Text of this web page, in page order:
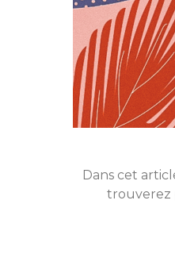
Dans cet
trouverez